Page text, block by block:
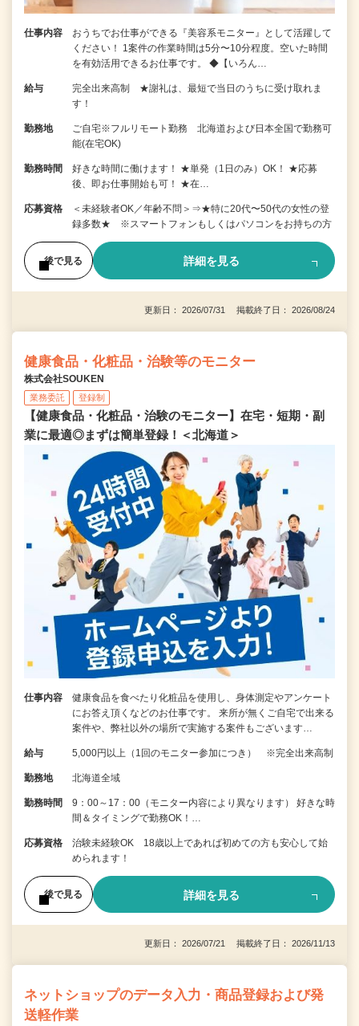
仕事内容
おうちでお仕事ができる『美容系モニター』として活躍して
ください！ 1案件の作業時間は5分〜10分程度。空いた時間
を有効活用できるお仕事です。 ◆【いろん…
給与
完全出来高制 ★謝礼は、最短で当日のうちに受け取れま
す！
勤務地
ご自宅※フルリモート勤務 北海道および日本全国で勤務可
能(在宅OK)
勤務時間
好きな時間に働けます！ ★単発（1日のみ）OK！ ★応募
後、即お仕事開始も可！ ★在…
応募資格
＜未経験者OK／年齢不問＞⇒★特に20代〜50代の女性の登
録多数★ ※スマートフォンもしくはパソコンをお持ちの方
後で見る 詳細を見る
更新日： 2026/07/31 掲載終了日： 2026/08/24
健康食品・化粧品・治験等のモニター
株式会社SOUKEN
業務委託 登録制
【健康食品・化粧品・治験のモニター】在宅・短期・副
業に最適◎まずは簡単登録！＜北海道＞
仕事内容
健康食品を食べたり化粧品を使用し、身体測定やアンケート
にお答え頂くなどのお仕事です。 来所が無くご自宅で出来る
案件や、弊社以外の場所で実施する案件もございます…
給与 5,000円以上（1回のモニター参加につき） ※完全出来高制
勤務地 北海道全域
勤務時間
9：00～17：00（モニター内容により異なります） 好きな時
間＆タイミングで勤務OK！…
応募資格
治験未経験OK 18歳以上であれば初めての方も安心して始
められます！
後で見る 詳細を見る
更新日： 2026/07/21 掲載終了日： 2026/11/13
ネットショップのデータ入力・商品登録および発
送軽作業